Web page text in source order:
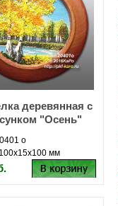
деревянная с
"Осень"
о
мм